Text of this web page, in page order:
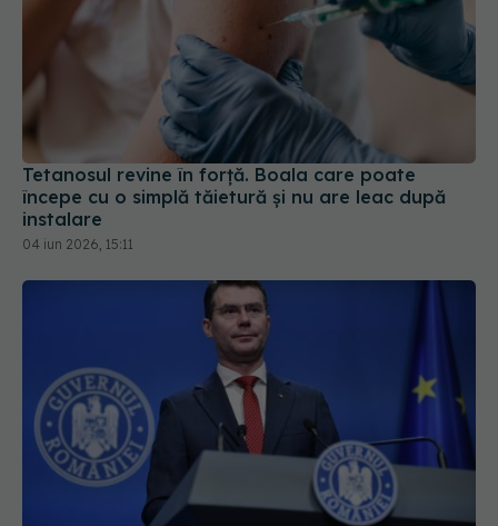
Tetanosul revine în forță. Boala care poate
începe cu o simplă tăietură și nu are leac după
instalare
04 iun 2026, 15:11